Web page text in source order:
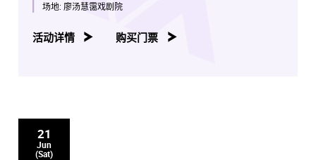
场地: 廖汤慧霭戏剧院
活动详情 购买门票
21
Jun
(Sat)